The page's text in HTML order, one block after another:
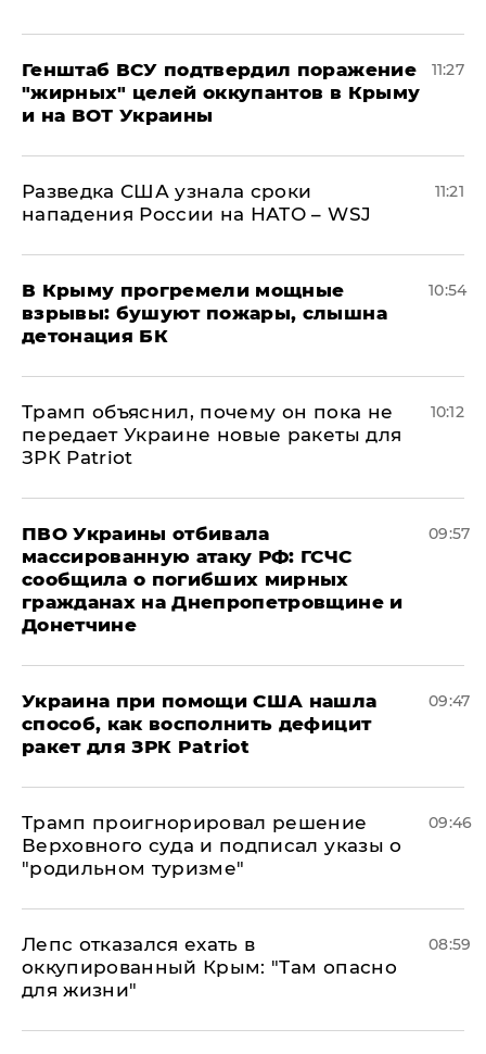
Генштаб ВСУ подтвердил поражение
"жирных" целей оккупантов в Крыму
и на ВОТ Украины
11:27
Разведка США узнала сроки
нападения России на НАТО – WSJ
11:21
В Крыму прогремели мощные
взрывы: бушуют пожары, слышна
детонация БК
10:54
Трамп объяснил, почему он пока не
передает Украине новые ракеты для
ЗРК Patriot
10:12
ПВО Украины отбивала
массированную атаку РФ: ГСЧС
сообщила о погибших мирных
гражданах на Днепропетровщине и
Донетчине
09:57
Украина при помощи США нашла
способ, как восполнить дефицит
ракет для ЗРК Patriot
09:47
Трамп проигнорировал решение
Верховного суда и подписал указы о
"родильном туризме"
09:46
Лепс отказался ехать в
оккупированный Крым: "Там опасно
для жизни"
08:59